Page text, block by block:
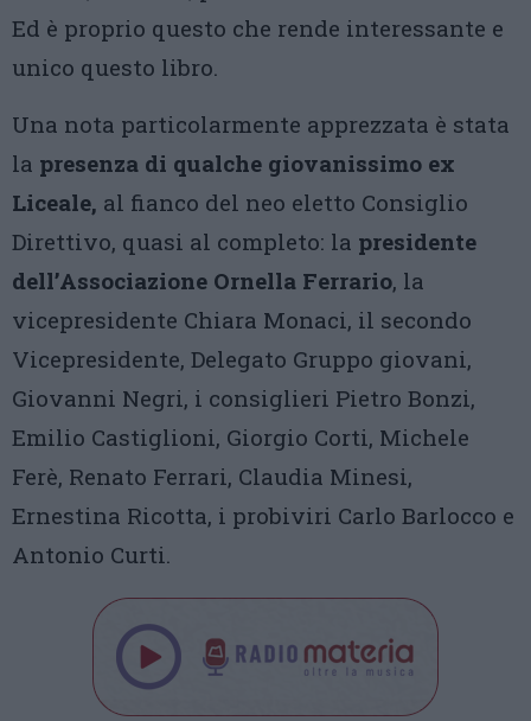
Ed è proprio questo che rende interessante e
unico questo libro.
Una nota particolarmente apprezzata è stata
la presenza di qualche giovanissimo ex
Liceale, al fianco del neo eletto Consiglio
Direttivo, quasi al completo: la presidente
dell’Associazione Ornella Ferrario, la
vicepresidente Chiara Monaci, il secondo
Vicepresidente, Delegato Gruppo giovani,
Giovanni Negri, i consiglieri Pietro Bonzi,
Emilio Castiglioni, Giorgio Corti, Michele
Ferè, Renato Ferrari, Claudia Minesi,
Ernestina Ricotta, i probiviri Carlo Barlocco e
Antonio Curti.